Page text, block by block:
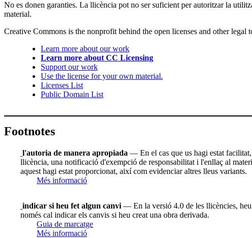
No es donen garanties. La llicència pot no ser suficient per autoritzar la
material.
Creative Commons is the nonprofit behind the open licenses and other
Learn more about our work
Learn more about CC Licensing
Support our work
Use the license for your own material.
Licenses List
Public Domain List
Footnotes
l'autoria de manera apropiada — En el cas que us hagi estat
llicència, una notificació d'exempció de responsabilitat i l'enllaç al
aquest hagi estat proporcionat, així com evidenciar altres lleus variants.
Més informació
indicar si heu fet algun canvi — En la versió 4.0 de les llicències,
només cal indicar els canvis si heu creat una obra derivada.
Guia de marcatge
Més informació